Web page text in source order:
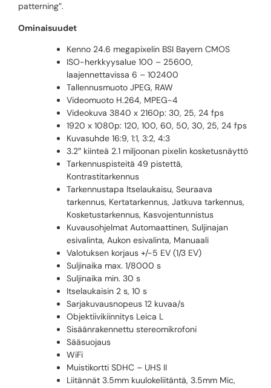
patterning”.
Ominaisuudet
Kenno 24.6 megapixelin BSI Bayern CMOS
ISO-herkkyysalue 100 – 25600,
laajennettavissa 6 – 102400
Tallennusmuoto JPEG, RAW
Videomuoto H.264, MPEG-4
Videokuva 3840 x 2160p: 30, 25, 24 fps
1920 x 1080p: 120, 100, 60, 50, 30, 25, 24 fps
Kuvasuhde 16:9, 1:1, 3:2, 4:3
3.2″ kiinteä 2.1 miljoonan pixelin kosketusnäyttö
Tarkennuspisteitä 49 pistettä,
Kontrastitarkennus
Tarkennustapa Itselaukaisu, Seuraava
tarkennus, Kertatarkennus, Jatkuva tarkennus,
Kosketustarkennus, Kasvojentunnistus
Kuvausohjelmat Automaattinen, Suljinajan
esivalinta, Aukon esivalinta, Manuaali
Valotuksen korjaus +/-5 EV (1/3 EV)
Suljinaika max. 1/8000 s
Suljinaika min. 30 s
Itselaukaisin 2 s, 10 s
Sarjakuvausnopeus 12 kuvaa/s
Objektiivikiinnitys Leica L
Sisäänrakennettu stereomikrofoni
Sääsuojaus
WiFi
Muistikortti SDHC – UHS II
Liitännät 3.5mm kuulokeliitäntä, 3.5mm Mic,